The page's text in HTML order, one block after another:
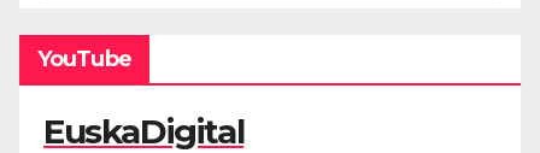
YouTube
EuskaDigital